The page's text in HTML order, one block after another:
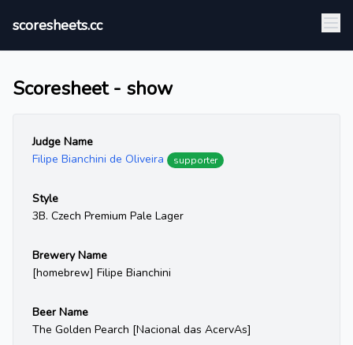
scoresheets.cc
Scoresheet - show
Judge Name
Filipe Bianchini de Oliveira
supporter
Style
3B. Czech Premium Pale Lager
Brewery Name
[homebrew] Filipe Bianchini
Beer Name
The Golden Pearch [Nacional das AcervAs]